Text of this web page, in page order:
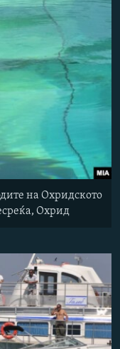
на Охридското
Охрид